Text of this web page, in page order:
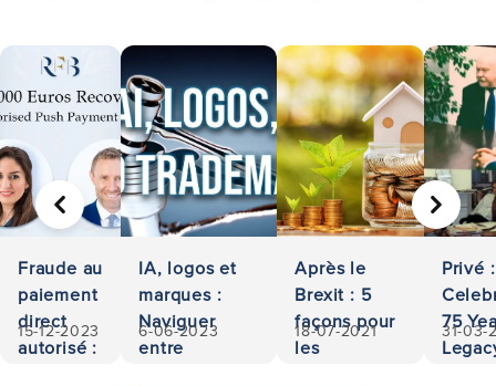
Fraude au
paiement
direct
autorisé :
15-12-2023
IA, logos et
marques :
Naviguer
entre
6-06-2023
Après le
Brexit : 5
façons pour
les
18-07-2021
Privé :
75
31-03-
PRÉCÉDENT